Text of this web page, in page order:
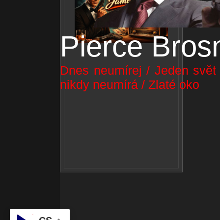
Pierce
Dnes neumírej / Jeden
nikdy neumírá / Zlaté oko